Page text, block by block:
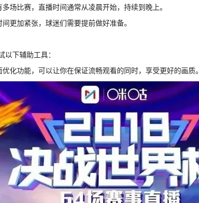
场比赛，直播时间通常从凌晨开始，持续到晚上。
更加紧张，球迷们需要提前做好准备。
以下辅助工具：
化功能，可以让你在保证流畅观看的同时，享受更好的画质。